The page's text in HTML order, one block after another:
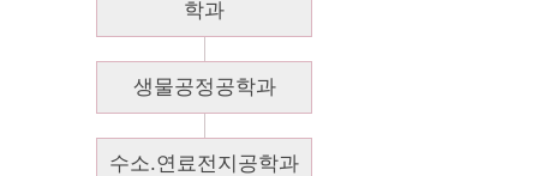
학과
생물공정공학과
수소.연료전지공학과